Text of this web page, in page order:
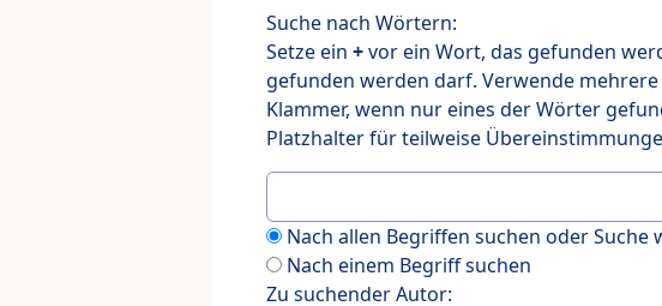
Suche nach Wörtern:
Setze ein +vor ein Wort, das gefunden
gefunden werden darf. Verwende
Klammer, wenn nur eines der Wörter
Platzhalter für teilweise
Nach allen Begriffen suchen oder Suche
Nach einem Begriff suchen
Zu suchender Autor: